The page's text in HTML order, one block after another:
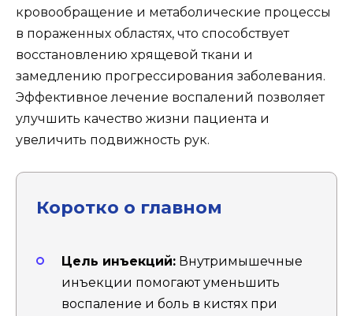
кровообращение и метаболические процессы
в пораженных областях, что способствует
восстановлению хрящевой ткани и
замедлению прогрессирования заболевания.
Эффективное лечение воспалений позволяет
улучшить качество жизни пациента и
увеличить подвижность рук.
Коротко о главном
Цель инъекций: Внутримышечные
инъекции помогают уменьшить
воспаление и боль в кистях при